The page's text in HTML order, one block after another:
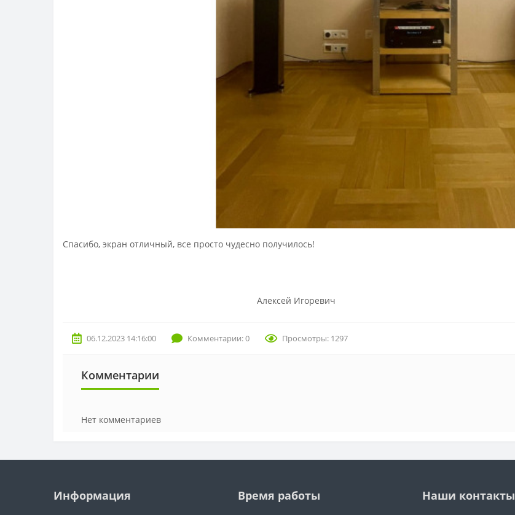
Спасибо, экран отличный, все просто чудесно получилось!
Алексей Игоревич
06.12.2023 14:16:00 Комментарии: 0 Просмотры: 1297
Комментарии
Нет комментариев
Информация Время работы Наши контакты